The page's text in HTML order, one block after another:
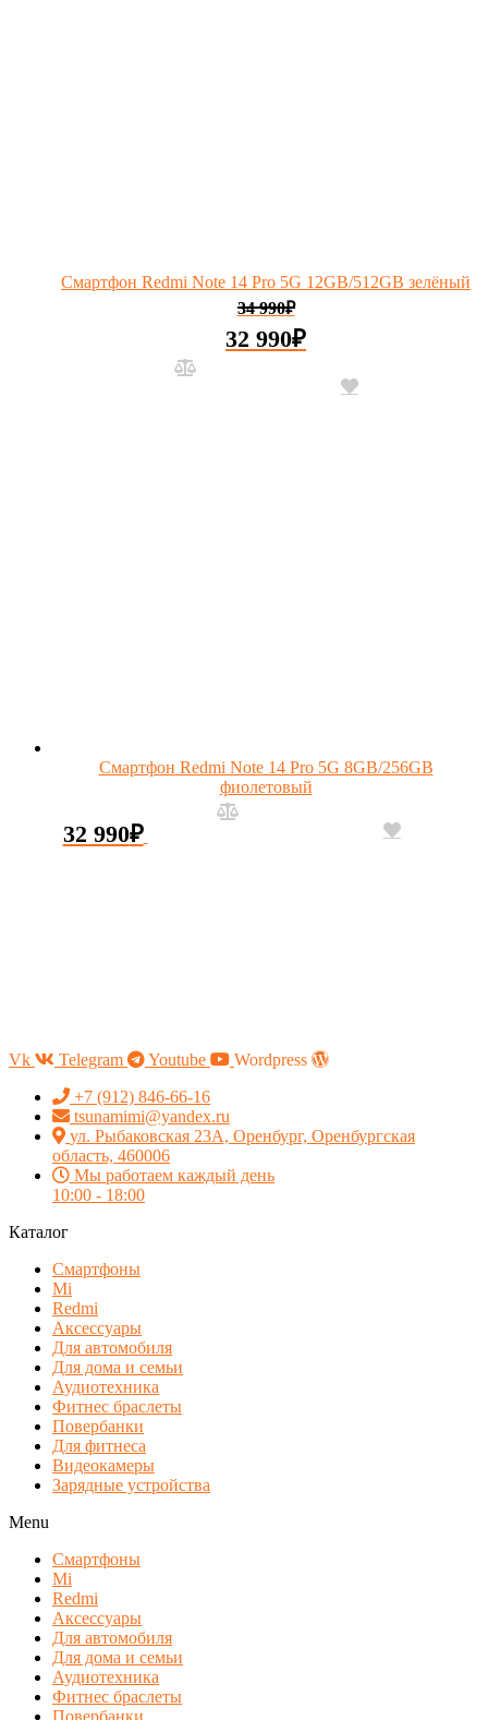
Смартфон Redmi Note 14 Pro 5G 12GB/512GB зелёный
34 990₽
32 990₽
Смартфон Redmi Note 14 Pro 5G 8GB/256GB
фиолетовый
32 990₽
Vk Telegram Youtube
Wordpress
+7 (912) 846-66-16
tsunamimi@yandex.ru
ул. Рыбаковская 23А, Оренбург, Оренбургская
область, 460006
Мы работаем каждый день
10:00 - 18:00
Каталог
Смартфоны
Mi
Redmi
Аксессуары
Для автомобиля
Для дома и семьи
Аудиотехника
Фитнес браслеты
Повербанки
Для фитнеса
Видеокамеры
Зарядные устройства
Menu
Смартфоны
Mi
Redmi
Аксессуары
Для автомобиля
Для дома и семьи
Аудиотехника
Фитнес браслеты
Повербанки